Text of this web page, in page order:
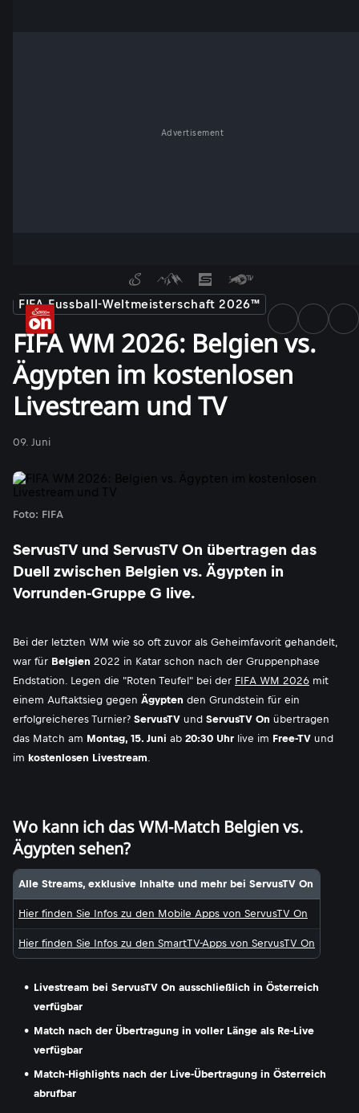
Advertisement
FIFA Fussball-Weltmeisterschaft 2026™
FIFA WM 2026: Belgien vs.
Ägypten im kostenlosen
Livestream und TV
09. Juni
Foto: FIFA
ServusTV und ServusTV On übertragen das
Duell zwischen Belgien vs. Ägypten in
Vorrunden-Gruppe G live.
Bei der letzten WM wie so oft zuvor als Geheimfavorit gehandelt,
war für Belgien 2022 in Katar schon nach der Gruppenphase
Endstation. Legen die "Roten Teufel" bei der FIFA WM 2026 mit
einem Auftaktsieg gegen Ägypten den Grundstein für ein
erfolgreicheres Turnier? ServusTV und ServusTV On übertragen
das Match am Montag, 15. Juni ab 20:30 Uhr live im Free-TV und
im kostenlosen Livestream.
Wo kann ich das WM-Match Belgien vs.
Ägypten sehen?
Alle Streams, exklusive Inhalte und mehr bei ServusTV On
Hier finden Sie Infos zu den Mobile Apps von ServusTV On
Hier finden Sie Infos zu den SmartTV-Apps von ServusTV On
Livestream bei ServusTV On ausschließlich in Österreich
verfügbar
Match nach der Übertragung in voller Länge als Re-Live
verfügbar
Match-Highlights nach der Live-Übertragung in Österreich
abrufbar